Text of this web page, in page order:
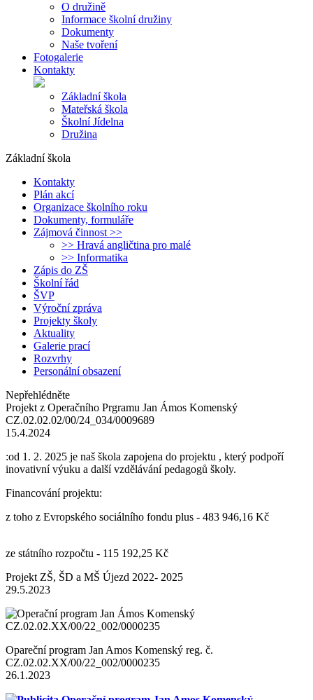
O družině
Informace školní družiny
Dokumenty
Naše tvoření
Fotogalerie
Kontakty
Základní škola
Mateřská škola
Školní Jídelna
Družina
Základní škola
Kontakty
Plán akcí
Organizace školního roku
Dokumenty, formuláře
Zájmová činnost >>
>> Hravá angličtina pro malé
>> Informatika
Zápis do ZŠ
Školní řád
ŠVP
Výroční zpráva
Projekty školy
Aktuality
Galerie prací
Rozvrhy
Personální obsazení
Nepřehlédněte
Projekt z Operačního Prgramu Jan Ámos Komenský
CZ.02.02.02/00/24_034/0009689
15.4.2024
:od 1. 2. 2025 je naš škola zapojena do projektu , který podpoří
inovativní výuku a další vzdělávání pedagogů školy.
Financování projektu:
z toho z Evropského sociálního fondu plus - 483 946,16 Kč
ze státního rozpočtu - 115 192,25 Kč
Projekt ZŠ, ŠD a MŠ Újezd 2022- 2025
29.5.2023
Opareční program Jan Amos Komenský reg. č.
CZ.02.02.XX/00/22_002/0000235
26.1.2023